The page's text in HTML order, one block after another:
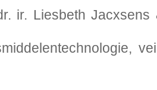
ir. Liesbeth